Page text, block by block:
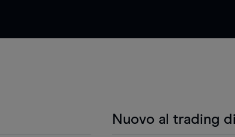
Nuovo al trading